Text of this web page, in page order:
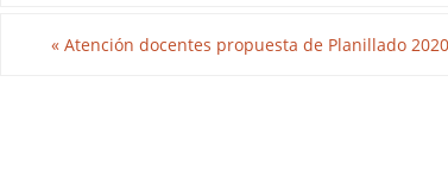
« Atención docentes propuesta de Planillado 2020